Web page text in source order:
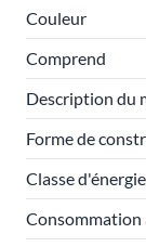
Couleur
Comprend
Description du
Forme de
Classe
Consommation